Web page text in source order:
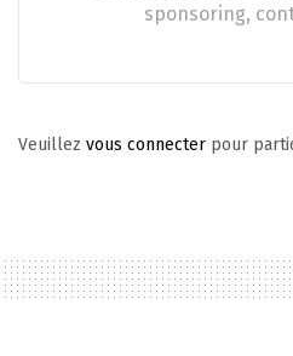
sponsoring,
Veuillez vous connecter pour